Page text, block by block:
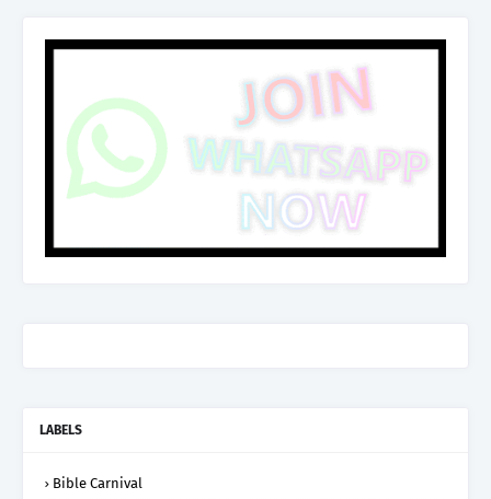
LABELS
Bible Carnival